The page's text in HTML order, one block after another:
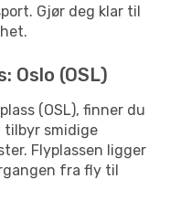
Gjør deg klar til
Oslo (OSL)
(OSL), finner du
tilbyr smidige
Flyplassen ligger
fra fly til